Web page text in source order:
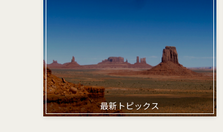
最新トピックス